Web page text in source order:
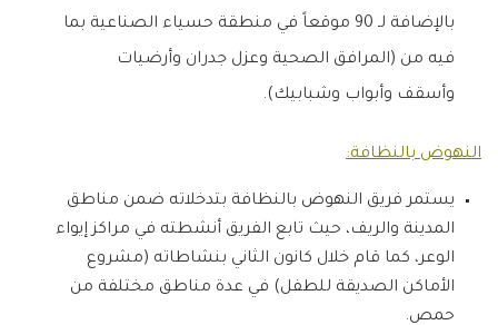
بالإضافة لـ 90 موقعاً في منطقة حسياء الصناعية بما
فيه من (المرافق الصحية وعزل جدران وأرضيات
وأسقف وأبواب وشبابيك).
النهوض بالنظافة:
يستمر فريق النهوض بالنظافة بتدخلاته ضمن مناطق
المدينة والريف، حيث تابع الفريق أنشطته في مراكز إيواء
الوعر، كما قام خلال كانون الثاني بنشاطاته (مشروع
الأماكن الصديقة للطفل) في عدة مناطق مختلفة من
حمص.